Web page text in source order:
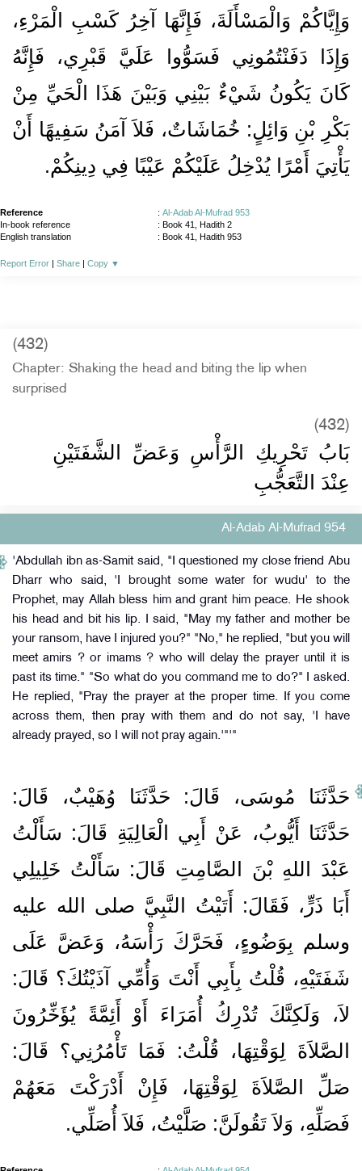
وَإِيَّاكُمْ وَالْمَسْأَلَةَ، فَإِنَّهَا آخِرُ كَسْبِ الْمَرْءِ،
وَإِذَا دَفَنْتُمُونِي فَسَوُّوا عَلَيَّ قَبْرِي، فَإِنَّهُ
كَانَ يَكُونُ شَيْءٌ بَيْنِي وَبَيْنَ هَذَا الْحَيِّ مِنْ
بَكْرِ بْنِ وَائِلٍ‏:‏ خُمَاشَاتٌ، فَلاَ آمَنُ سَفِيهًا أَنْ
يَأْتِيَ أَمْرًا يُدْخِلُ عَلَيْكُمْ عَيْبًا فِي دِينِكُمْ‏.‏
Reference : Al-Adab Al-Mufrad 953
In-book reference
: Book 41, Hadith 2
English translation
: Book 41, Hadith 953
Report Error | Share | Copy ▼
(432)
Chapter: Shaking the head and biting the lip when
surprised
(432)
بَابُ تَحْرِيكِ الرَّأْسِ وَعَضِّ الشَّفَتَيْنِ
عِنْدَ التَّعَجُّبِ
Al-Adab Al-Mufrad 954
'Abdullah ibn as-Samit said, "I questioned my close friend Abu
Dharr who said, 'I brought some water for wudu' to the
Prophet, may Allah bless him and grant him peace. He shook
his head and bit his lip. I said, "May my father and mother be
your ransom, have I injured you?" "No," he replied, "but you will
meet amirs ? or imams ? who will delay the prayer until it is
past its time." "So what do you command me to do?" I asked.
He replied, "Pray the prayer at the proper time. If you come
across them, then pray with them and do not say, 'I have
already prayed, so I will not pray again.'"'"
حَدَّثَنَا مُوسَى، قَالَ‏:‏ حَدَّثَنَا وُهَيْبٌ، قَالَ‏:‏
حَدَّثَنَا أَيُّوبُ، عَنْ أَبِي الْعَالِيَةِ قَالَ‏:‏ سَأَلْتُ
عَبْدَ اللهِ بْنَ الصَّامِتِ قَالَ‏:‏ سَأَلْتُ خَلِيلِي
أَبَا ذَرٍّ، فَقَالَ‏:‏ أَتَيْتُ النَّبِيَّ صلى الله عليه
وسلم بِوَضُوءٍ، فَحَرَّكَ رَأْسَهُ، وَعَضَّ عَلَى
شَفَتَيْهِ، قُلْتُ بِأَبِي أَنْتَ وَأُمِّي آذَيْتُكَ‏؟‏ قَالَ‏:‏
لاَ، وَلَكِنَّكَ تُدْرِكُ أُمَرَاءَ أَوْ أَئِمَّةً يُؤَخِّرُونَ
الصَّلاَةَ لِوَقْتِهَا، قُلْتُ‏:‏ فَمَا تَأْمُرُنِي‏؟‏ قَالَ‏:‏
صَلِّ الصَّلاَةَ لِوَقْتِهَا، فَإِنْ أَدْرَكْتَ مَعَهُمْ
فَصَلِّهِ، وَلاَ تَقُولَنَّ‏:‏ صَلَّيْتُ، فَلاَ أُصَلِّي‏.‏